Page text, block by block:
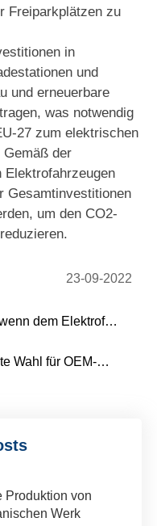
Freiparkplätzen zu
in
und
und erneuerbare
was notwendig
27 zum elektrischen
der
Elektrofahrzeugen
Gesamtinvestitionen
um den CO2-
23-09-2022
der Strom ausgeht?
EV-Ladestationen sind
Produktion von
Werk